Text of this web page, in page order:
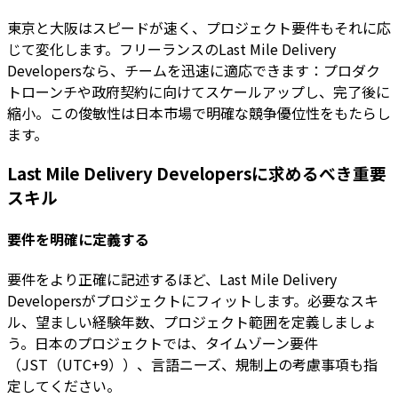
東京と大阪はスピードが速く、プロジェクト要件もそれに応
じて変化します。フリーランスのLast Mile Delivery
Developersなら、チームを迅速に適応できます：プロダク
トローンチや政府契約に向けてスケールアップし、完了後に
縮小。この俊敏性は日本市場で明確な競争優位性をもたらし
ます。
Last Mile Delivery Developersに求めるべき重要
スキル
要件を明確に定義する
要件をより正確に記述するほど、Last Mile Delivery
Developersがプロジェクトにフィットします。必要なスキ
ル、望ましい経験年数、プロジェクト範囲を定義しましょ
う。日本のプロジェクトでは、タイムゾーン要件
（JST（UTC+9））、言語ニーズ、規制上の考慮事項も指
定してください。